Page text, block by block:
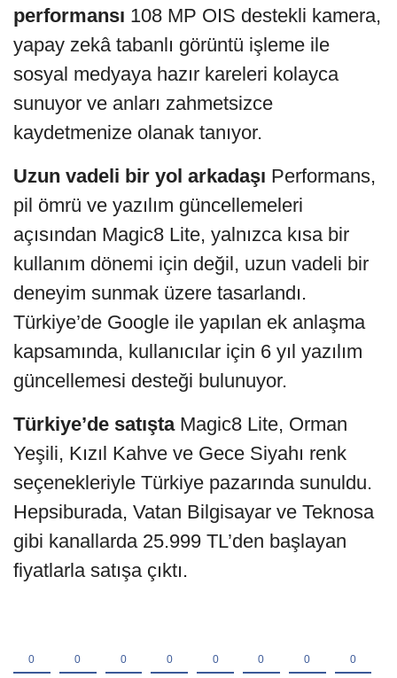
performansı 108 MP OIS destekli kamera,
yapay zekâ tabanlı görüntü işleme ile
sosyal medyaya hazır kareleri kolayca
sunuyor ve anları zahmetsizce
kaydetmenize olanak tanıyor.
Uzun vadeli bir yol arkadaşı Performans,
pil ömrü ve yazılım güncellemeleri
açısından Magic8 Lite, yalnızca kısa bir
kullanım dönemi için değil, uzun vadeli bir
deneyim sunmak üzere tasarlandı.
Türkiye’de Google ile yapılan ek anlaşma
kapsamında, kullanıcılar için 6 yıl yazılım
güncellemesi desteği bulunuyor.
Türkiye’de satıştaMagic8 Lite, Orman
Yeşili, Kızıl Kahve ve Gece Siyahı renk
seçenekleriyle Türkiye pazarında sunuldu.
Hepsiburada, Vatan Bilgisayar ve Teknosa
gibi kanallarda 25.999 TL’den başlayan
fiyatlarla satışa çıktı.